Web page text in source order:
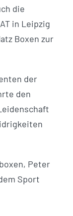
die
in Leipzig
Boxen zur
der
den
Peter
Sport